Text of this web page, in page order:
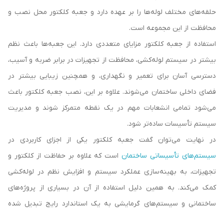
حلقه‌های مختلف لوله‌ها را بر عهده دارد و جعبه کلکتور محل نصب و
محافظت از این مجموعه است.
استفاده از جعبه کلکتور مزایای متعددی دارد. این جعبه‌ها باعث نظم
بیشتر در سیستم لوله‌کشی، محافظت از تجهیزات در برابر ضربه و آسیب،
دسترسی آسان برای تعمیر و نگهداری، و همچنین زیبایی بیشتر در
فضای داخلی ساختمان می‌شوند. علاوه بر این، نصب جعبه کلکتور باعث
می‌شود تمامی انشعابات مهم در یک نقطه متمرکز شوند و مدیریت
سیستم تأسیسات ساده‌تر شود.
در نهایت می‌توان گفت جعبه کلکتور یکی از اجزای کاربردی در
سیستم‌های تأسیساتی ساختماناست که علاوه بر حفاظت از کلکتور و
تجهیزات، به بهینه‌سازی عملکرد سیستم و افزایش نظم در لوله‌کشی
کمک می‌کند. به همین دلیل استفاده از آن در بسیاری از پروژه‌های
ساختمانی و سیستم‌های گرمایشی به یک استاندارد رایج تبدیل شده